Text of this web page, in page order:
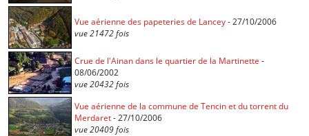
Vue aérienne des papeteries de Lancey- 27/10/2006
vue 21472 fois
Crue de l'Ainan dans le quartier de la Martinette -
08/06/2002
vue 20432 fois
Vue aérienne de la commune de Tencin et du torrent du
Merdaret- 27/10/2006
vue 20409 fois